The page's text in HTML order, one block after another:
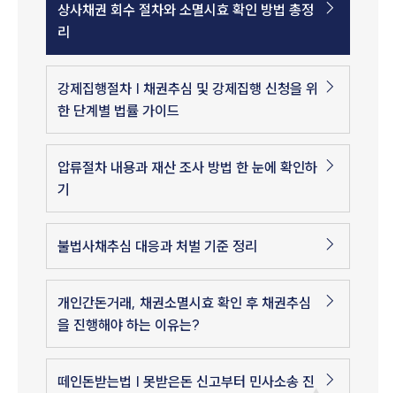
상사채권 회수 절차와 소멸시효 확인 방법 총정
리
강제집행절차 | 채권추심 및 강제집행 신청을 위
한 단계별 법률 가이드
압류절차 내용과 재산 조사 방법 한 눈에 확인하
기
불법사채추심 대응과 처벌 기준 정리
개인간돈거래, 채권소멸시효 확인 후 채권추심
을 진행해야 하는 이유는?
떼인돈받는법 | 못받은돈 신고부터 민사소송 진